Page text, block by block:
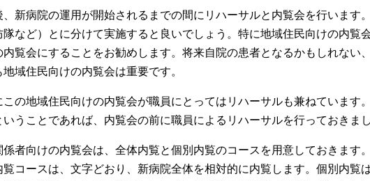
、新病院の運用が開始されるまでの間にリハーサルと内覧会を行います
隊など）とに分けて実施すると良いでしょう。特に地域住民向けの内覧
内覧会にすることをお勧めします。将来自院の患者となるかもしれない
地域住民向けの内覧会は重要です。
この地域住民向けの内覧会が職員にとってはリハーサルも兼ねています
いうことであれば、内覧会の前に職員によるリハーサルを行っておきまし
係者向けの内覧会は、全体内覧と個別内覧のコースを用意しておきます。
覧コースは、文字どおり、新病院全体を相対的に内覧します。個別内覧